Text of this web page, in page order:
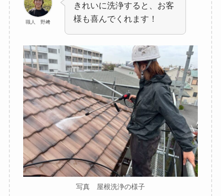
職人 野﨑
きれいに洗浄すると、お客
様も喜んでくれます！
写真 屋根洗浄の様子